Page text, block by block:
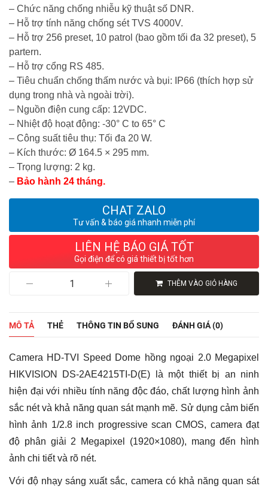
– Chức năng chống nhiễu kỹ thuật số DNR.
– Hỗ trợ tính năng chống sét TVS 4000V.
– Hỗ trợ 256 preset, 10 patrol (bao gồm tối đa 32 preset), 5
partern.
– Hỗ trợ cổng RS 485.
– Tiêu chuẩn chống thấm nước và bụi: IP66 (thích hợp sử
dụng trong nhà và ngoài trời).
– Nguồn điện cung cấp: 12VDC.
– Nhiệt độ hoạt động: -30° C to 65° C
– Công suất tiêu thụ: Tối đa 20 W.
– Kích thước: Ø 164.5 × 295 mm.
– Trọng lượng: 2 kg.
– Bảo hành 24 tháng.
CHAT ZALO
Tư vấn & báo giá nhanh miễn phí
LIÊN HỆ BÁO GIÁ TỐT
Gọi điện để có giá thiết bị tốt hơn
HD-
Dome
hồng
2.0
Megapixel
HIKVISION
DS-
2AE4215TI-
D(E)
lượng
THÊM VÀO GIỎ HÀNG
MÔ TẢ THẺ THÔNG TIN BỔ SUNG ĐÁNH GIÁ (0)
Camera HD-TVI Speed Dome hồng ngoại 2.0 Megapixel
HIKVISION DS-2AE4215TI-D(E) là một thiết bị an ninh
hiện đại với nhiều tính năng độc đáo, chất lượng hình ảnh
sắc nét và khả năng quan sát mạnh mẽ. Sử dụng cảm biến
hình ảnh 1/2.8 inch progressive scan CMOS, camera đạt
độ phân giải 2 Megapixel (1920×1080), mang đến hình
ảnh chi tiết và rõ nét.
Với độ nhạy sáng xuất sắc, camera có khả năng quan sát